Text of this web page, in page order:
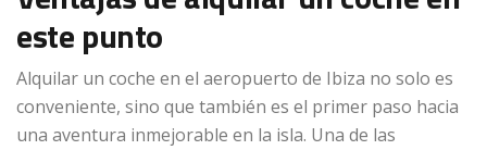
este punto
Alquilar un coche en el aeropuerto de Ibiza no solo es
conveniente, sino que también es el primer paso hacia
una aventura inmejorable en la isla. Una de las